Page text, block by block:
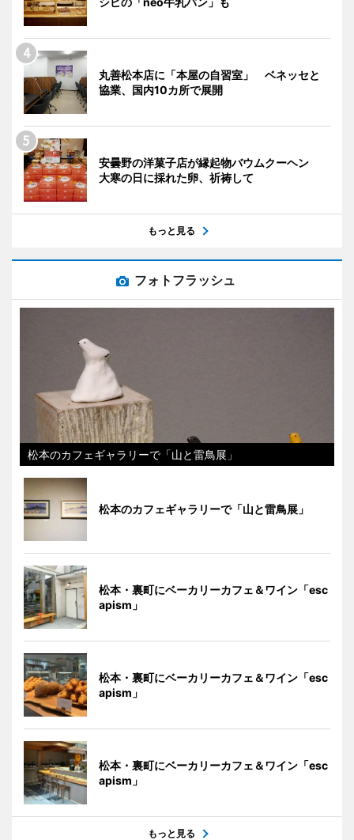
丸善松本店に「本屋の自習室」 ベネッセと
協業、国内10カ所で展開
安曇野の洋菓子店が縁起物バウムクーヘン
大寒の日に採れた卵、祈祷して
もっと見る
フォトフラッシュ
松本のカフェギャラリーで「山と雷鳥展」
松本のカフェギャラリーで「山と雷鳥展」
松本・裏町にベーカリーカフェ＆ワイン「esc
apism」
松本・裏町にベーカリーカフェ＆ワイン「esc
apism」
松本・裏町にベーカリーカフェ＆ワイン「esc
apism」
もっと見る